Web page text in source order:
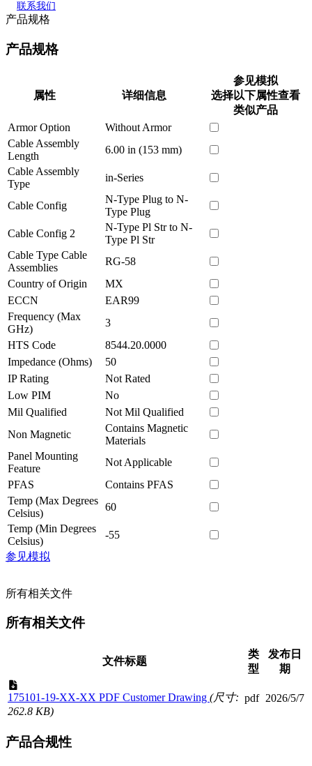
联系我们
产品规格
产品规格
属性 详细信息
参见模拟
选择以下属性查看
类似产品
Armor Option
Without Armor
Cable Assembly
Length
6.00 in (153 mm)
Cable Assembly
Type
in-Series
Cable Config
N-Type Plug to N-
Type Plug
Cable Config 2
N-Type Pl Str to N-
Type Pl Str
Cable Type Cable
Assemblies
RG-58
Country of Origin
MX
ECCN
EAR99
Frequency (Max
GHz)
3
HTS Code
8544.20.0000
Impedance (Ohms)
50
IP Rating
Not Rated
Low PIM
No
Mil Qualified
Not Mil Qualified
Non Magnetic
Contains Magnetic
Materials
Panel Mounting
Feature
Not Applicable
PFAS
Contains PFAS
Temp (Max Degrees
Celsius)
60
Temp (Min Degrees
Celsius)
-55
参见模拟
所有相关文件
所有相关文件
文件标题
类
型
发布日
期
175101-19-XX-XX PDF Customer Drawing (尺寸:
262.8 KB)
pdf 2026/5/7
产品合规性